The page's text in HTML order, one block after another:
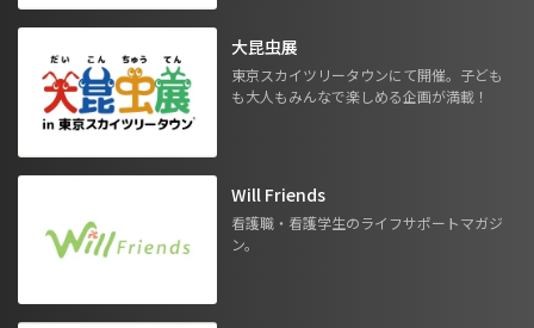
大昆虫展
東京スカイツリータウンにて開催。子ども
も大人もみんなで楽しめる企画が満載！
Will Friends
看護職・看護学生のライフサポートマガジ
ン。